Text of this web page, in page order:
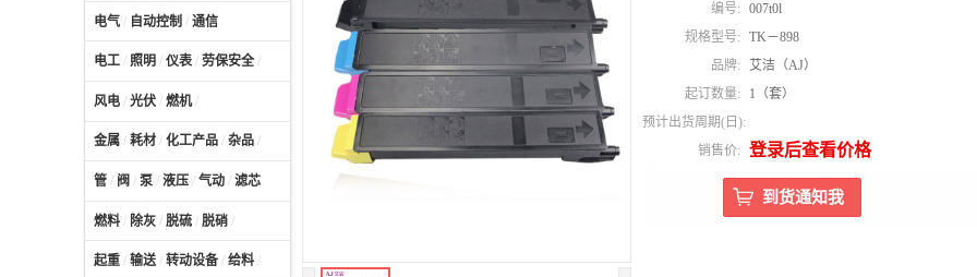
电气 / 自动控制 / 通信
电工 / 照明 / 仪表 / 劳保安全 /
风电 / 光伏 / 燃机/
金属 / 耗材 / 化工产品 / 杂品 /
管 / 阀 / 泵 / 液压 / 气动 / 滤芯
燃料 / 除灰 / 脱硫 / 脱硝 /
起重 / 输送/ 转动设备 / 给料 /
编号:
007t0l
规格型号:
TK－898
品牌:
艾洁（AJ）
起订数量:
1（套）
预计出货周期(日):
销售价:
登录后查看价格